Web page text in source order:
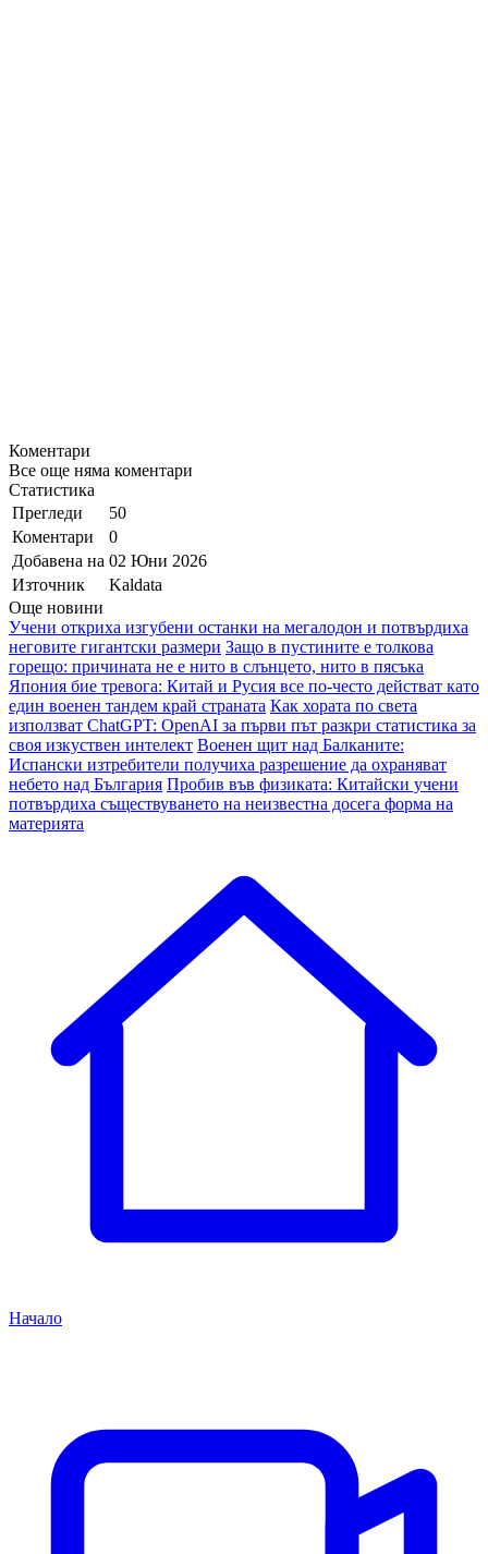
Коментари
Все още няма коментари
Статистика
Прегледи
50
Коментари
0
Добавена на 02 Юни 2026
Източник
Kaldata
Още новини
Учени откриха изгубени останки на мегалодон и потвърдиха
неговите гигантски размери Защо в пустините е толкова
горещо: причината не е нито в слънцето, нито в пясъка
Япония бие тревога: Китай и Русия все по-често действат като
един военен тандем край страната Как хората по света
използват ChatGPT: OpenAI за първи път разкри статистика за
своя изкуствен интелект Военен щит над Балканите:
Испански изтребители получиха разрешение да охраняват
небето над България Пробив във физиката: Китайски учени
потвърдиха съществуването на неизвестна досега форма на
материята
Начало